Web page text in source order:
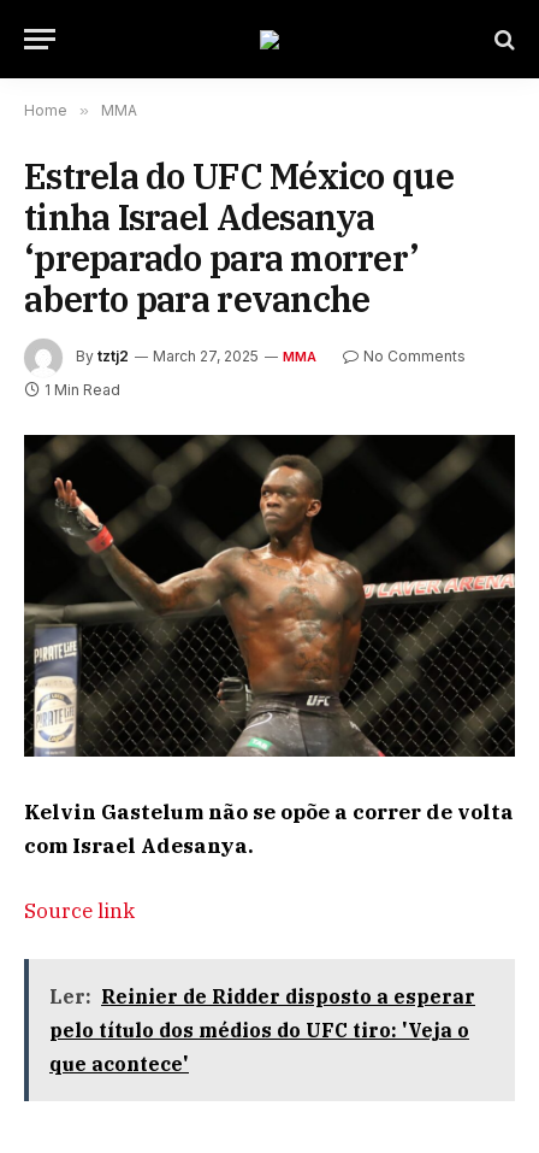
Home » MMA
Estrela do UFC México que
tinha Israel Adesanya
‘preparado para morrer’
aberto para revanche
By tztj2 March 27, 2025 MMA
No Comments
1 Min Read
Kelvin Gastelum não se opõe a correr de volta
com Israel Adesanya.
Source link
Ler: Reinier de Ridder disposto a esperar
pelo título dos médios do UFC tiro: 'Veja o
que acontece'